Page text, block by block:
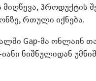
მიღწევა, პროდუქტის
რთული იქნება.
Gap-მა ონლაინ
ნიშნულიდან